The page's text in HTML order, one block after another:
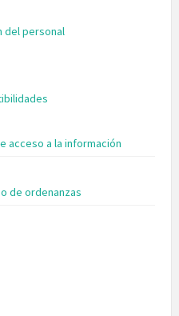
del personal
acceso a la información
de ordenanzas